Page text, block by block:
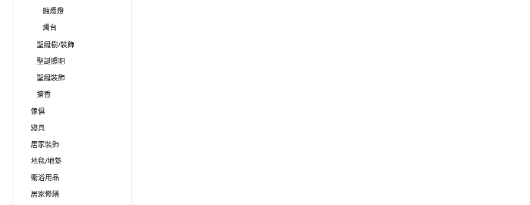
融燭燈
燭台
聖誕樹/裝飾
聖誕照明
聖誕裝飾
擴香
傢俱
寢具
居家裝飾
地毯/地墊
衛浴用品
居家修繕